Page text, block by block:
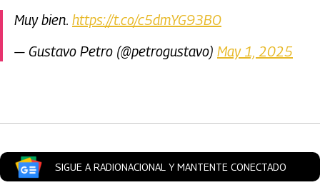
Muy bien. https://t.co/c5dmYG93BO
— Gustavo Petro (@petrogustavo) May 1, 2025
SIGUE A RADIONACIONAL Y MANTENTE CONECTADO